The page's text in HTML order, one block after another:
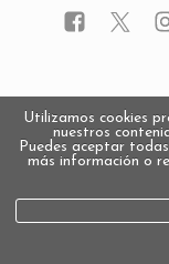
Utilizamos cookies
nuestros
Puedes aceptar
más información o